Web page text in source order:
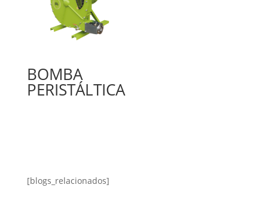
BOMBA
PERISTÁLTICA
[blogs_relacionados]